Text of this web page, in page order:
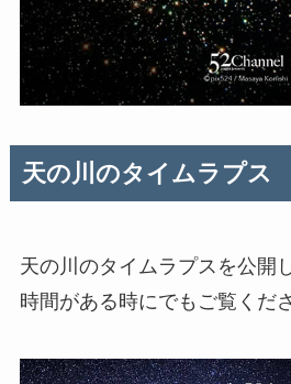
天の川のタイムラプス
天の川のタイムラプスを公開
時間がある時にでもご覧くだ